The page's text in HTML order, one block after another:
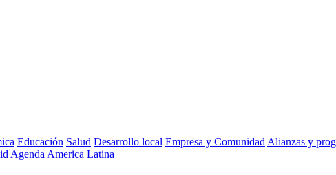
Educación Salud Desarrollo local Empresa y ComunidadAlianzas y
Agenda America Latina